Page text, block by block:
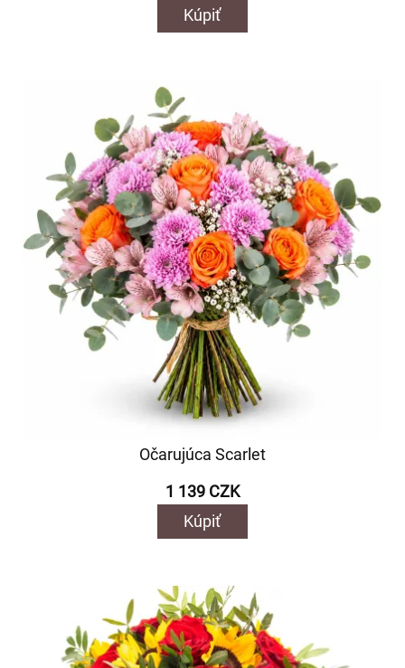
Kúpiť
Očarujúca Scarlet
1 139 CZK
Kúpiť